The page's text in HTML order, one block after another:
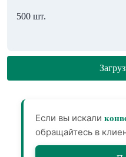
500 шт.
Если вы искали
обращайтесь в